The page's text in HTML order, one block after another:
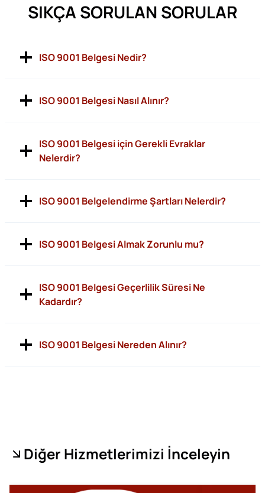
SIKÇA SORULAN SORULAR
ISO 9001 Belgesi Nedir?
ISO 9001 Belgesi Nasıl Alınır?
ISO 9001 Belgesi için Gerekli Evraklar
Nelerdir?
ISO 9001 Belgelendirme Şartları Nelerdir?
ISO 9001 Belgesi Almak Zorunlu mu?
ISO 9001 Belgesi Geçerlilik Süresi Ne
Kadardır?
ISO 9001 Belgesi Nereden Alınır?
Diğer Hizmetlerimizi İnceleyin